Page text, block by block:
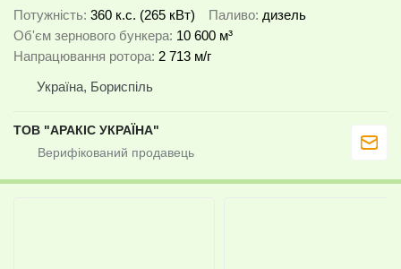
Потужність 360 к.с. (265 кВт) Паливо дизель
Об'єм зернового бункера 10 600 м³
Напрацювання ротора 2 713 м/г
Україна, Бориспіль
ТОВ "АРАКІС УКРАЇНА"